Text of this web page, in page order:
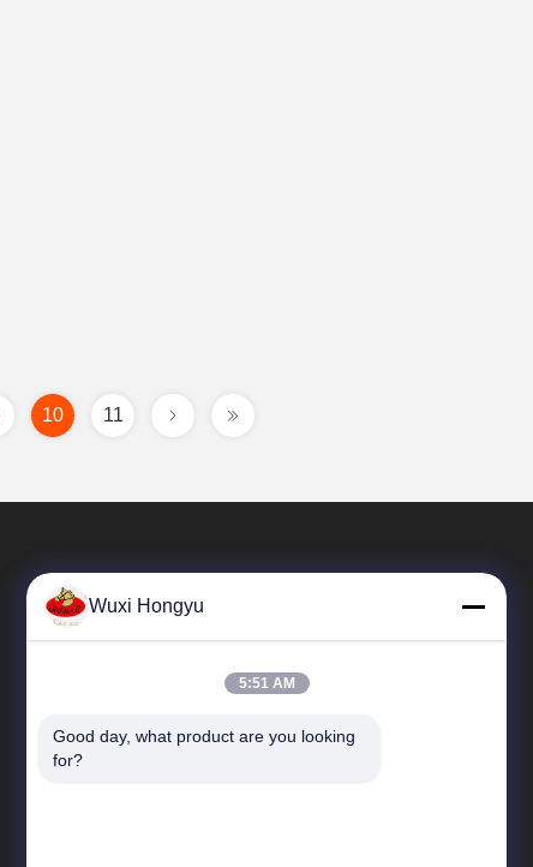
10 11
দ্রুত লিঙ্ক
Wuxi Hongyu
5:51 AM
Good day, what product are you looking
for?